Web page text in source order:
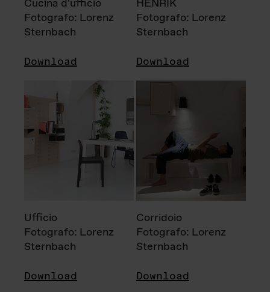
Cucina d'ufficio
Fotografo: Lorenz
Sternbach
Download
HENRIK
Fotografo: Lorenz
Sternbach
Download
Ufficio
Fotografo: Lorenz
Sternbach
Download
Corridoio
Fotografo: Lorenz
Sternbach
Download